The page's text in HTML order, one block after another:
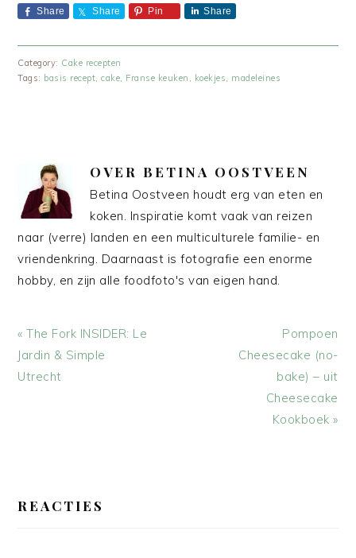
Share Share Pin Share
Category: Cake recepten
Tags: basis recept,cake, Franse keuken , koekjes, madeleines
OVER BETINA OOSTVEEN
Betina Oostveen houdt erg van eten en
koken. Inspiratie komt vaak van reizen
naar (verre) landen en een multiculturele familie- en
vriendenkring. Daarnaast is fotografie een enorme
hobby, en zijn alle foodfoto's van eigen hand.
Vorig
bericht:
« The Fork INSIDER: Le
Jardin & Simple
Utrecht
Volgend
bericht:
Pompoen
Cheesecake (no-
bake) – uit
Cheesecake
Kookboek »
INTERACTIES
REACTIES